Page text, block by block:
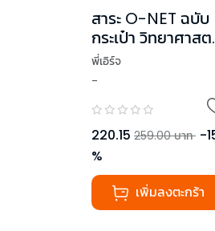
สาระ O-NET ฉบับ
กระเป๋า วิทยาศาส
ม.ต้น
พี่เอิร์จ
-
220.15 259.00 บาท -
%
เพิ่มลงตะกร้า